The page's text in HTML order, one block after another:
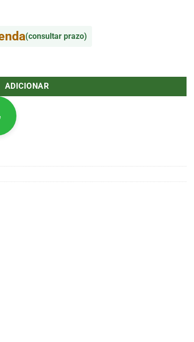
(consultar prazo)
Part A pH Perfect (Advanced Nutrients)
ADICIONAR